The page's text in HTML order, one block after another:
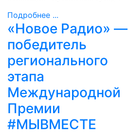
Подробнее ...
«Новое Радио» —
победитель
регионального
этапа
Международной
Премии
#МЫВМЕСТЕ